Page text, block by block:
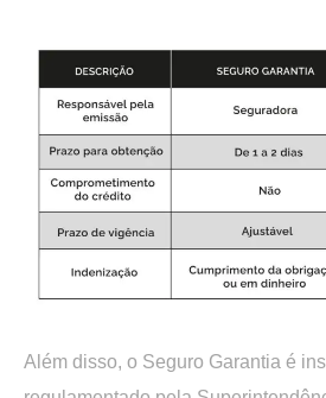
Além disso, o Seguro Garantia é